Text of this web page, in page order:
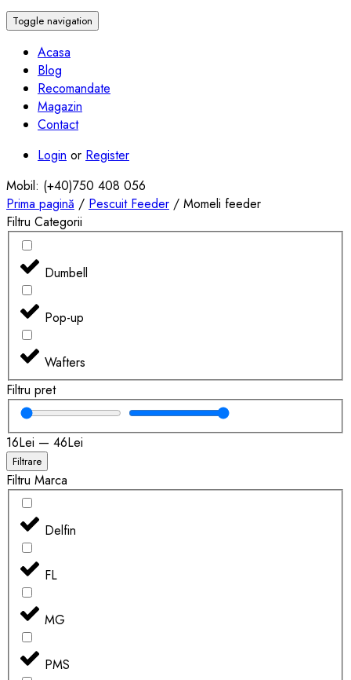
Toggle navigation
Acasa
Blog
Recomandate
Magazin
Contact
Login or Register
Mobil: (+40)750 408 056
Prima pagină / Pescuit Feeder / Momeli feeder
Filtru Categorii
Dumbell
Pop-up
Wafters
Filtru pret
16Lei — 46Lei
Filtrare
Filtru Marca
Delfin
FL
MG
PMS